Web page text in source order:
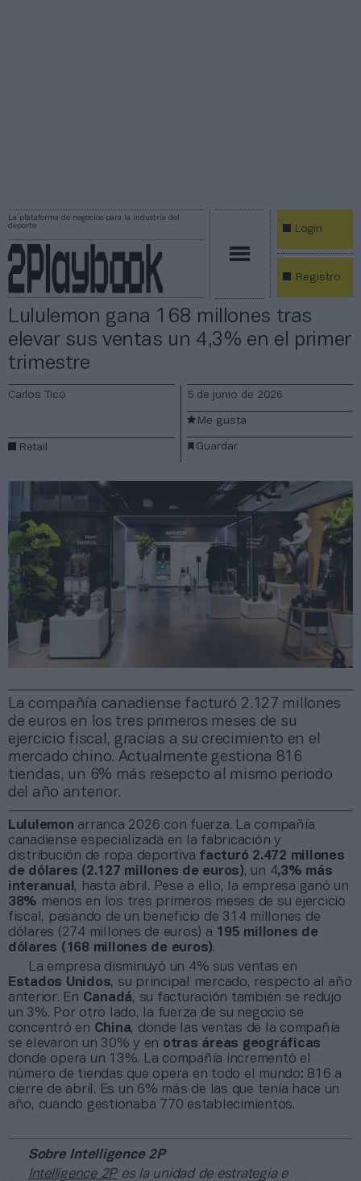
La plataforma de negocios para la industria del
deporte
Login
Registro
Lululemon gana 168 millones tras
elevar sus ventas un 4,3% en el primer
trimestre
La compañía canadiense facturó 2.127 millones
de euros en los tres primeros meses de su
ejercicio fiscal, gracias a su crecimiento en el
mercado chino. Actualmente gestiona 816
tiendas, un 6% más resepcto al mismo periodo
del año anterior.
Carlos Ticó
Retail
5 de junio de 2026
Guardar
Me gusta
Lululemon arranca 2026 con fuerza. La compañía
canadiense especializada en la fabricación y
distribución de ropa deportiva facturó 2.472 millones
de dólares (2.127 millones de euros), un 4,3% más
interanual , hasta abril. Pese a ello, la empresa ganó un
38% menos en los tres primeros meses de su ejercicio
fiscal, pasando de un beneficio de 314 millones de
dólares (274 millones de euros) a 195 millones de
dólares (168 millones de euros).
La empresa disminuyó un 4% sus ventas en
Estados Unidos, su principal mercado, respecto al año
anterior. En Canadá, su facturación también se redujo
un 3%. Por otro lado, la fuerza de su negocio se
concentró en China, donde las ventas de la compañía
se elevaron un 30% y en otras áreas geográficas
donde opera un 13%. La compañía incrementó el
número de tiendas que opera en todo el mundo: 816 a
cierre de abril. Es un 6% más de las que tenía hace un
año, cuando gestionaba 770 establecimientos.
Sobre Intelligence 2P
Intelligence 2Pes la unidad de estrategia e